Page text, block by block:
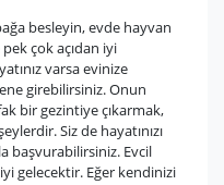
besleyin, evde hayvan
çok açıdan iyi
varsa evinize
girebilirsiniz. Onun
bir gezintiye çıkarmak,
Siz de hayatınızı
başvurabilirsiniz. Evcil
gelecektir. Eğer kendinizi